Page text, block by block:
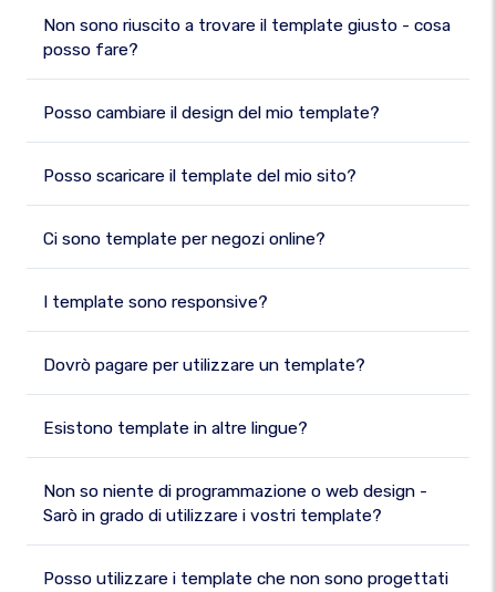
Non sono riuscito a trovare il template giusto - cosa
posso fare?
Posso cambiare il design del mio template?
Posso scaricare il template del mio sito?
Ci sono template per negozi online?
I template sono responsive?
Dovrò pagare per utilizzare un template?
Esistono template in altre lingue?
Non so niente di programmazione o web design -
Sarò in grado di utilizzare i vostri template?
Posso utilizzare i template che non sono progettati